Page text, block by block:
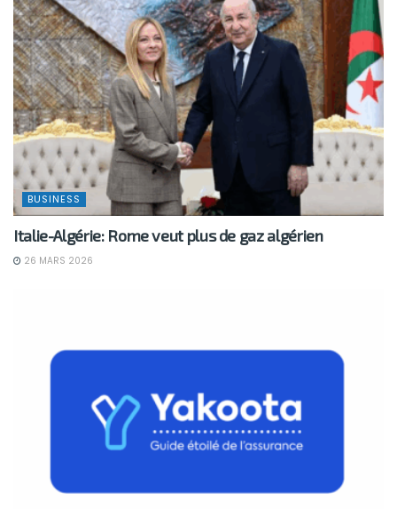
BUSINESS
Italie-Algérie: Rome veut plus de gaz algérien
26 MARS 2026